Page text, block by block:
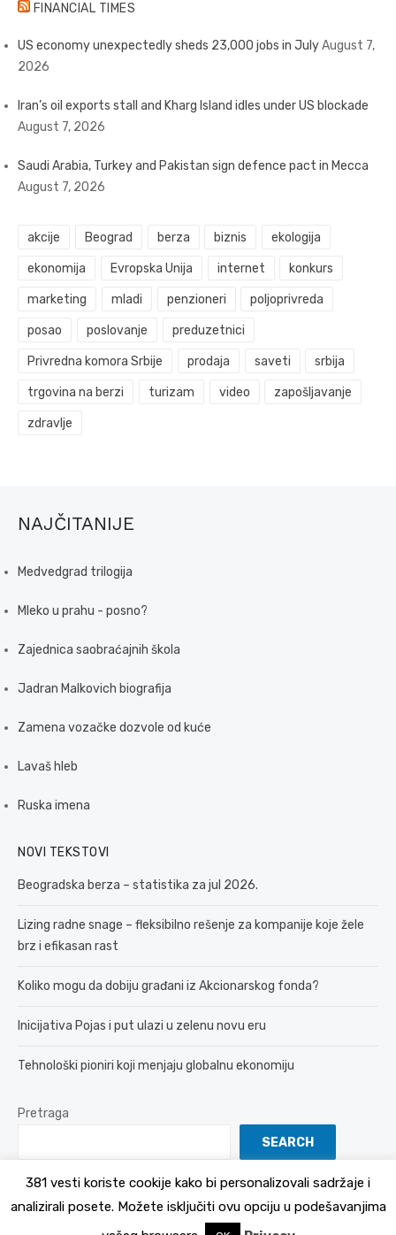
FINANCIAL TIMES
US economy unexpectedly sheds 23,000 jobs in JulyAugust 7,
2026
Iran’s oil exports stall and Kharg Island idles under US blockade
August 7, 2026
Saudi Arabia, Turkey and Pakistan sign defence pact in Mecca
August 7, 2026
akcije Beograd berza biznis ekologija
ekonomija Evropska Unija internet konkurs
marketing mladi penzioneri poljoprivreda
posao poslovanje preduzetnici
Privredna komora Srbije prodaja saveti srbija
trgovina na berzi turizam video zapošljavanje
zdravlje
NAJČITANIJE
Medvedgrad trilogija
Mleko u prahu - posno?
Zajednica saobraćajnih škola
Jadran Malkovich biografija
Zamena vozačke dozvole od kuće
Lavaš hleb
Ruska imena
NOVI TEKSTOVI
Beogradska berza – statistika za jul 2026.
Lizing radne snage – fleksibilno rešenje za kompanije koje žele
brz i efikasan rast
Koliko mogu da dobiju građani iz Akcionarskog fonda?
Inicijativa Pojas i put ulazi u zelenu novu eru
Tehnološki pioniri koji menjaju globalnu ekonomiju
Pretraga
SEARCH
Politika Privatnosti
381 vesti koriste cookije kako bi personalizovali sadržaje i
analizirali posete. Možete isključiti ovu opciju u podešavanjima